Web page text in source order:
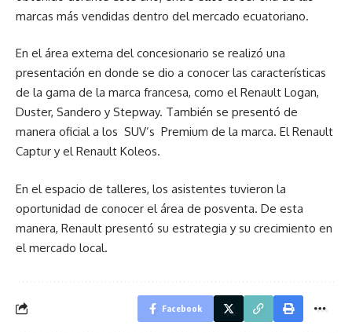
marcas más vendidas dentro del mercado ecuatoriano.
En el área externa del concesionario se realizó una
presentación en donde se dio a conocer las características
de la gama de la marca francesa, como el Renault Logan,
Duster, Sandero y Stepway. También se presentó de
manera oficial a los SUV’s Premium de la marca. El Renault
Captur y el Renault Koleos.
En el espacio de talleres, los asistentes tuvieron la
oportunidad de conocer el área de posventa. De esta
manera, Renault presentó su estrategia y su crecimiento en
el mercado local.
Facebook